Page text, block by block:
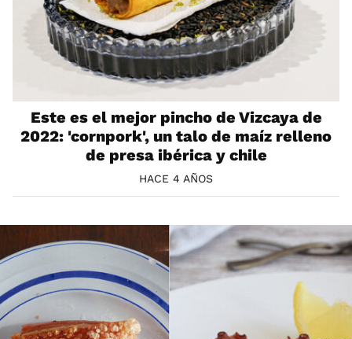
Este es el mejor pincho de Vizcaya de
2022: 'cornpork', un talo de maíz relleno
de presa ibérica y chile
HACE 4 AÑOS